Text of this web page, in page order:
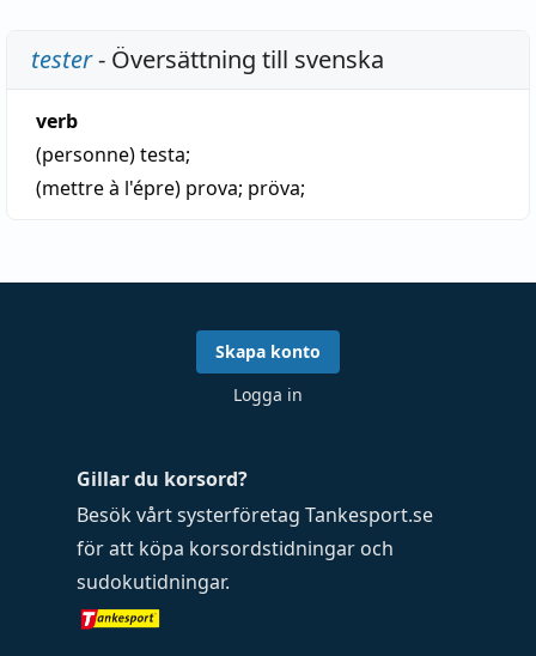
tester- Översättning till svenska
verb
(personne)testa;
(mettre à l'épre) prova; pröva;
Gillar du korsord?
Besök vårt systerföretag Tankesport.se
för att köpa korsordstidningar och
sudokutidningar.
Skapa konto
Logga in